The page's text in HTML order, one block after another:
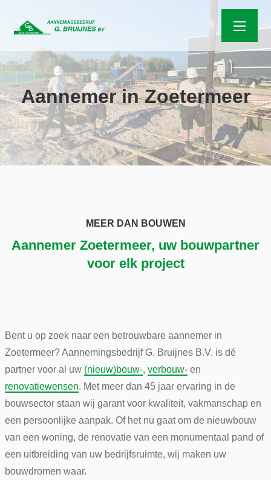
Aannemer in Zoetermeer
MEER DAN BOUWEN
Aannemer Zoetermeer, uw bouwpartner
voor elk project
Bent u op zoek naar een betrouwbare aannemer in
Zoetermeer? Aannemingsbedrijf G. Bruijnes B.V. is dé
partner voor al uw (nieuw)bouw-, verbouw-en
renovatiewensen. Met meer dan 45 jaar ervaring in de
bouwsector staan wij garant voor kwaliteit, vakmanschap en
een persoonlijke aanpak. Of het nu gaat om de nieuwbouw
van een woning, de renovatie van een monumentaal pand of
een uitbreiding van uw bedrijfsruimte, wij maken uw
bouwdromen waar.